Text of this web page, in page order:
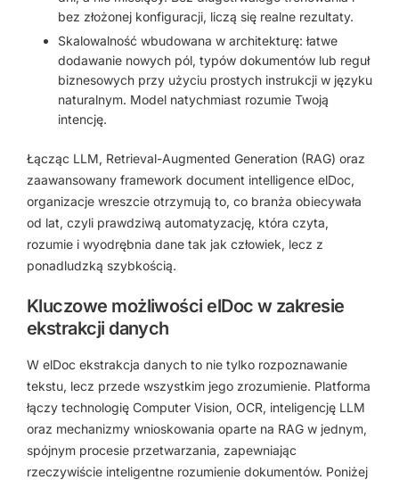
bez złożonej konfiguracji, liczą się realne rezultaty.
Skalowalność wbudowana w architekturę: łatwe
dodawanie nowych pól, typów dokumentów lub reguł
biznesowych przy użyciu prostych instrukcji w języku
naturalnym. Model natychmiast rozumie Twoją
intencję.
Łącząc LLM, Retrieval-Augmented Generation (RAG) oraz
zaawansowany framework document intelligence elDoc,
organizacje wreszcie otrzymują to, co branża obiecywała
od lat, czyli prawdziwą automatyzację, która czyta,
rozumie i wyodrębnia dane tak jak człowiek, lecz z
ponadludzką szybkością.
Kluczowe możliwości elDoc w zakresie
ekstrakcji danych
W elDoc ekstrakcja danych to nie tylko rozpoznawanie
tekstu, lecz przede wszystkim jego zrozumienie. Platforma
łączy technologię Computer Vision, OCR, inteligencję LLM
oraz mechanizmy wnioskowania oparte na RAG w jednym,
spójnym procesie przetwarzania, zapewniając
rzeczywiście inteligentne rozumienie dokumentów. Poniżej